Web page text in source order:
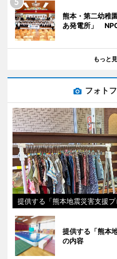
熊本・第二幼稚
あ発電所」
もっと
フォト
提供する「熊本地震災害支援
提供する「熊本
の内容